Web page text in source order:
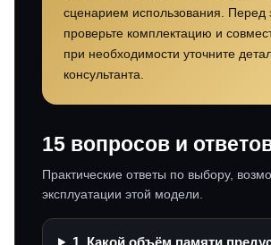
сценарием использования. Перед
проверьте комплектацию и
при необходимости уточните
консультанта.
15 вопросов и
Практические ответы по выбору,
эксплуатации этой модели.
1. Какой объём памяти